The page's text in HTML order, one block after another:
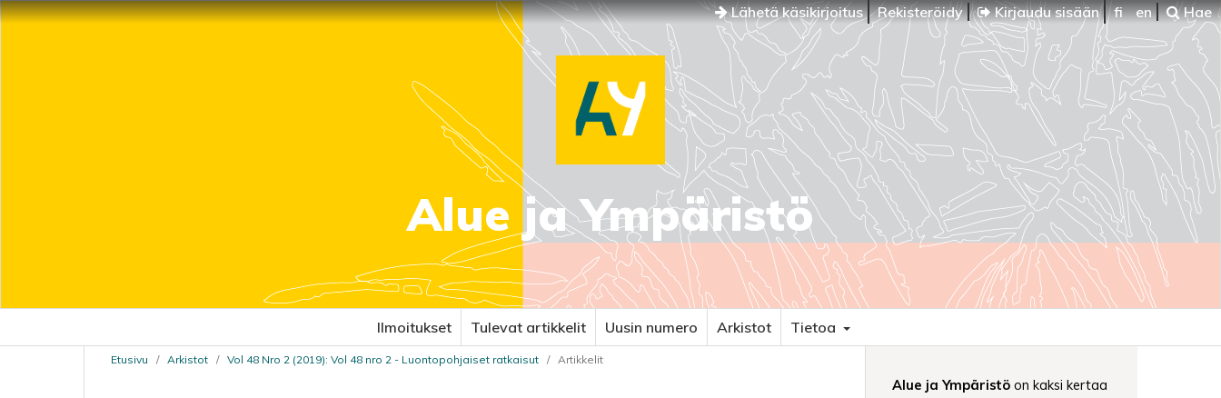
Lähetä käsikirjoitus Rekisteröidy Kirjaudu sisään fi en Hae
Alue ja Ympäristö
Ilmoitukset Tulevat artikkelit Uusin numero Arkistot Tietoa
Etusivu / Arkistot / Vol 48 Nro 2 (2019): Vol 48 nro 2 - Luontopohjaiset ratkaisut / Artikkelit
Alue ja Ympäristö on kaksi kertaa